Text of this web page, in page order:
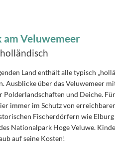
am Veluwemeer
Land enthält alle typisch
über das Veluwemeer
und Deiche.
immer im Schutz von
Fischerdörfern wie
Nationalpark Hoge Veluwe.
auf seine Kosten!